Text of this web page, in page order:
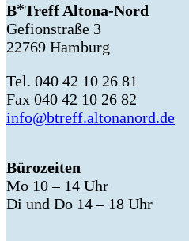
B Treff Altona-Nord
Gefionstraße 3
22769 Hamburg
Tel. 040 42 10 26 81
Fax 040 42 10 26 82
info@btreff.altonanord.de
Bürozeiten
Mo 10 – 14 Uhr
Di und Do 14 – 18 Uhr